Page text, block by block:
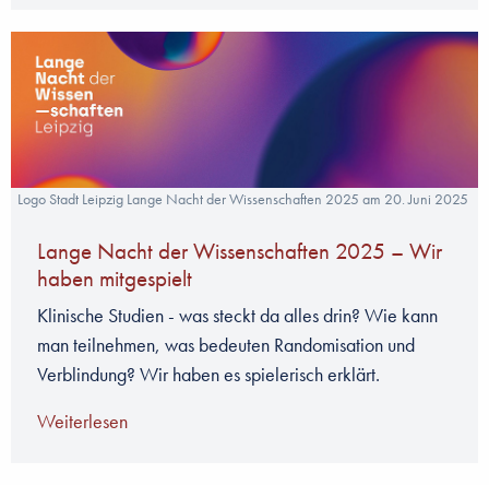
Logo Stadt Leipzig Lange Nacht der Wissenschaften 2025 am 20. Juni 2025
Lange Nacht der Wissenschaften 2025 – Wir
haben mitgespielt
Klinische Studien - was steckt da alles drin? Wie kann
man teilnehmen, was bedeuten Randomisation und
Verblindung? Wir haben es spielerisch erklärt.
Weiterlesen